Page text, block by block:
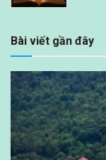
Bài viết gần đây